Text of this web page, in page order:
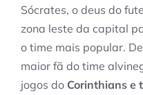
Sócrates, o deus do
zona leste da capital
o time mais popular.
maior fã do time
jogos do Corinthians e